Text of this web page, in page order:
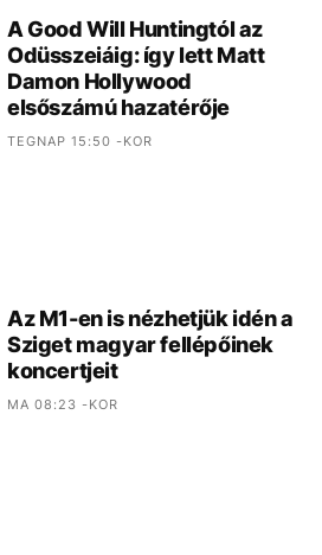
A Good Will Huntingtól az
Odüsszeiáig: így lett Matt
Damon Hollywood
elsőszámú hazatérője
TEGNAP 15:50 -KOR
Az M1-en is nézhetjük idén a
Sziget magyar fellépőinek
koncertjeit
MA 08:23 -KOR